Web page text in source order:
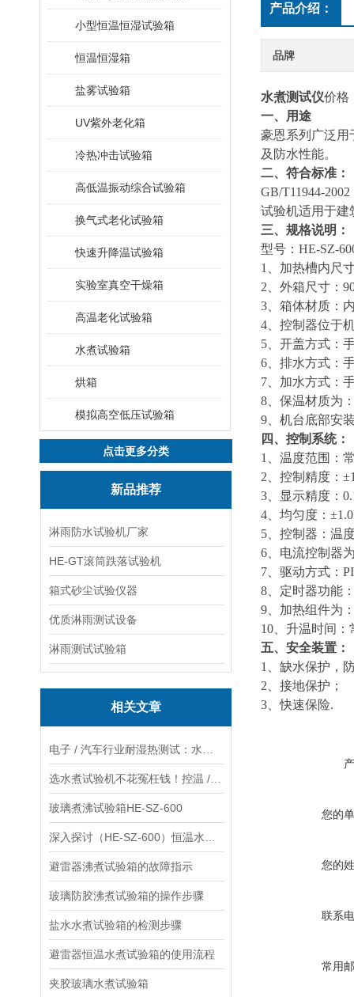
小型恒温恒湿试验箱
恒温恒湿箱
盐雾试验箱
UV紫外老化箱
冷热冲击试验箱
高低温振动综合试验箱
换气式老化试验箱
快速升降温试验箱
实验室真空干燥箱
高温老化试验箱
水煮试验箱
烘箱
模拟高空低压试验箱
点击更多分类
新品推荐
淋雨防水试验机厂家
HE-GT滚筒跌落试验机
箱式砂尘试验仪器
优质淋雨测试设备
淋雨测试试验箱
相关文章
玻璃煮沸试验箱HE-SZ-600
避雷器沸煮试验箱的故障指示
玻璃防胶沸煮试验箱的操作步骤
盐水水煮试验箱的检测步骤
避雷器恒温水煮试验箱的使用流程
夹胶玻璃水煮试验箱
产品介绍：
品牌
水煮测试仪价格
一、用途
豪恩系列 广泛用
及防水性能。
二、符合标准：
GB/T11944-
试验机适用于建
三、规格说明：
型号：HE-SZ-
1
、加热槽内尺
2 、外箱尺寸：
3 、箱体材质：
4 、控制器位于
5 、开盖方式：
6 、排水方式：
7 、加水方式：
8 、保温材质为
9 、机台底部安
四、控制系统：
1
、温度范围：
2 、控制精度：
3 、显示精度：
4 、均匀度：
5 、控制器：温
6 、电流控制器
7 、驱动方式：
8 、定时器功能
9 、加热组件为
10 、升温时间
五、安全装置：
1
、缺水保护，
2 、接地保护；
3 、快速保险.
您的
您的
联系
常用